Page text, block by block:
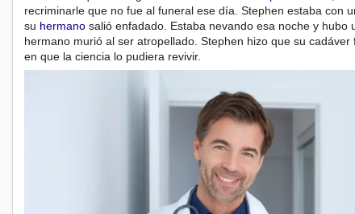
recriminarle que no fue al funeral ese día. Stephen estaba con
su hermano salió enfadado. Estaba nevando esa noche y hubo
hermano murió al ser atropellado. Stephen hizo que su cadáver
en que la ciencia lo pudiera revivir.